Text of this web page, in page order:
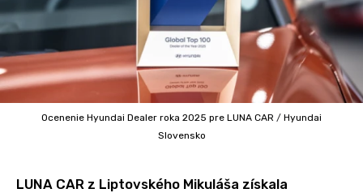
Ocenenie Hyundai Dealer roka 2025 pre LUNA CAR / Hyundai
Slovensko
LUNA CAR z Liptovského Mikuláša získala